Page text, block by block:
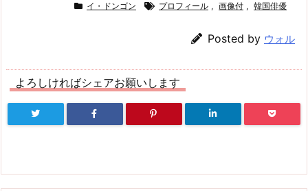
イ・ドンゴン プロフィール , 画像付 , 韓国俳優
Posted by ウォル
よろしければシェアお願いします